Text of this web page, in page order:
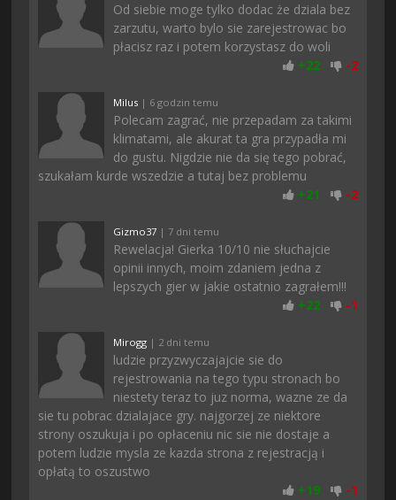
Od siebie moge tylko dodac że dziala bez
zarzutu, warto bylo sie zarejestrowac bo
płacisz raz i potem korzystasz do woli
+22 -2
Milus | 6 godzin temu
Polecam zagrać, nie przepadam za takimi
klimatami, ale akurat ta gra przypadła mi
do gustu. Nigdzie nie da się tego pobrać,
szukałam kurde wszedzie a tutaj bez problemu
+21 -2
Gizmo37 | 7 dni temu
Rewelacja! Gierka 10/10 nie słuchajcie
opinii innych, moim zdaniem jedna z
lepszych gier w jakie ostatnio zagrałem!!!
+22 -1
Mirogg | 2 dni temu
ludzie przyzwyczajajcie sie do
rejestrowania na tego typu stronach bo
niestety teraz to juz norma, wazne ze da
sie tu pobrac dzialajace gry. najgorzej ze niektore
strony oszukuja i po opłaceniu nic sie nie dostaje a
potem ludzie mysla ze kazda strona z rejestracją i
opłatą to oszustwo
+19 -1